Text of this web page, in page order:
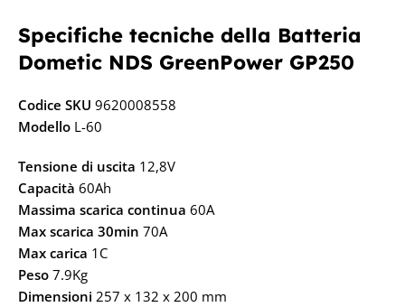
Specifiche tecniche della Batteria
Dometic NDS GreenPower GP250
Codice SKU 9620008558
Modello L-60
Tensione di uscita 12,8V
Capacità 60Ah
Massima scarica continua 60A
Max scarica 30min 70A
Max carica 1C
Peso 7.9Kg
Dimensioni 257 x 132 x 200 mm